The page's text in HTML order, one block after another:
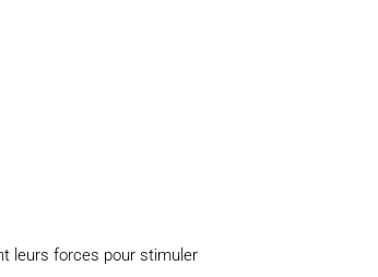
leurs forces pour stimuler